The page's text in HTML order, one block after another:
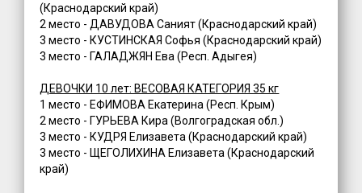
(Краснодарский край)
2 место - ДАВУДОВА Саният (Краснодарский край)
3 место - КУСТИНСКАЯ Софья (Краснодарский край)
3 место - ГАЛАДЖЯН Ева (Респ. Адыгея)
ДЕВОЧКИ 10 лет: ВЕСОВАЯ КАТЕГОРИЯ 35 кг
1 место - ЕФИМОВА Екатерина (Респ. Крым)
2 место - ГУРЬЕВА Кира (Волгоградская обл.)
3 место - КУДРЯ Елизавета (Краснодарский край)
3 место - ЩЕГОЛИХИНА Елизавета (Краснодарский
край)